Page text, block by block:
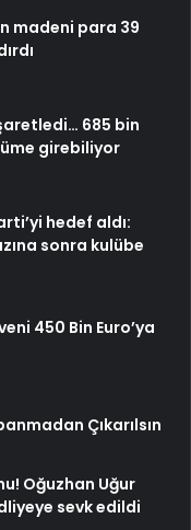
madeni para 39
685 bin
girebiliyor
hedef aldı:
sonra kulübe
450 Bin Euro’ya
Çıkarılsın
Oğuzhan Uğur
sevk edildi